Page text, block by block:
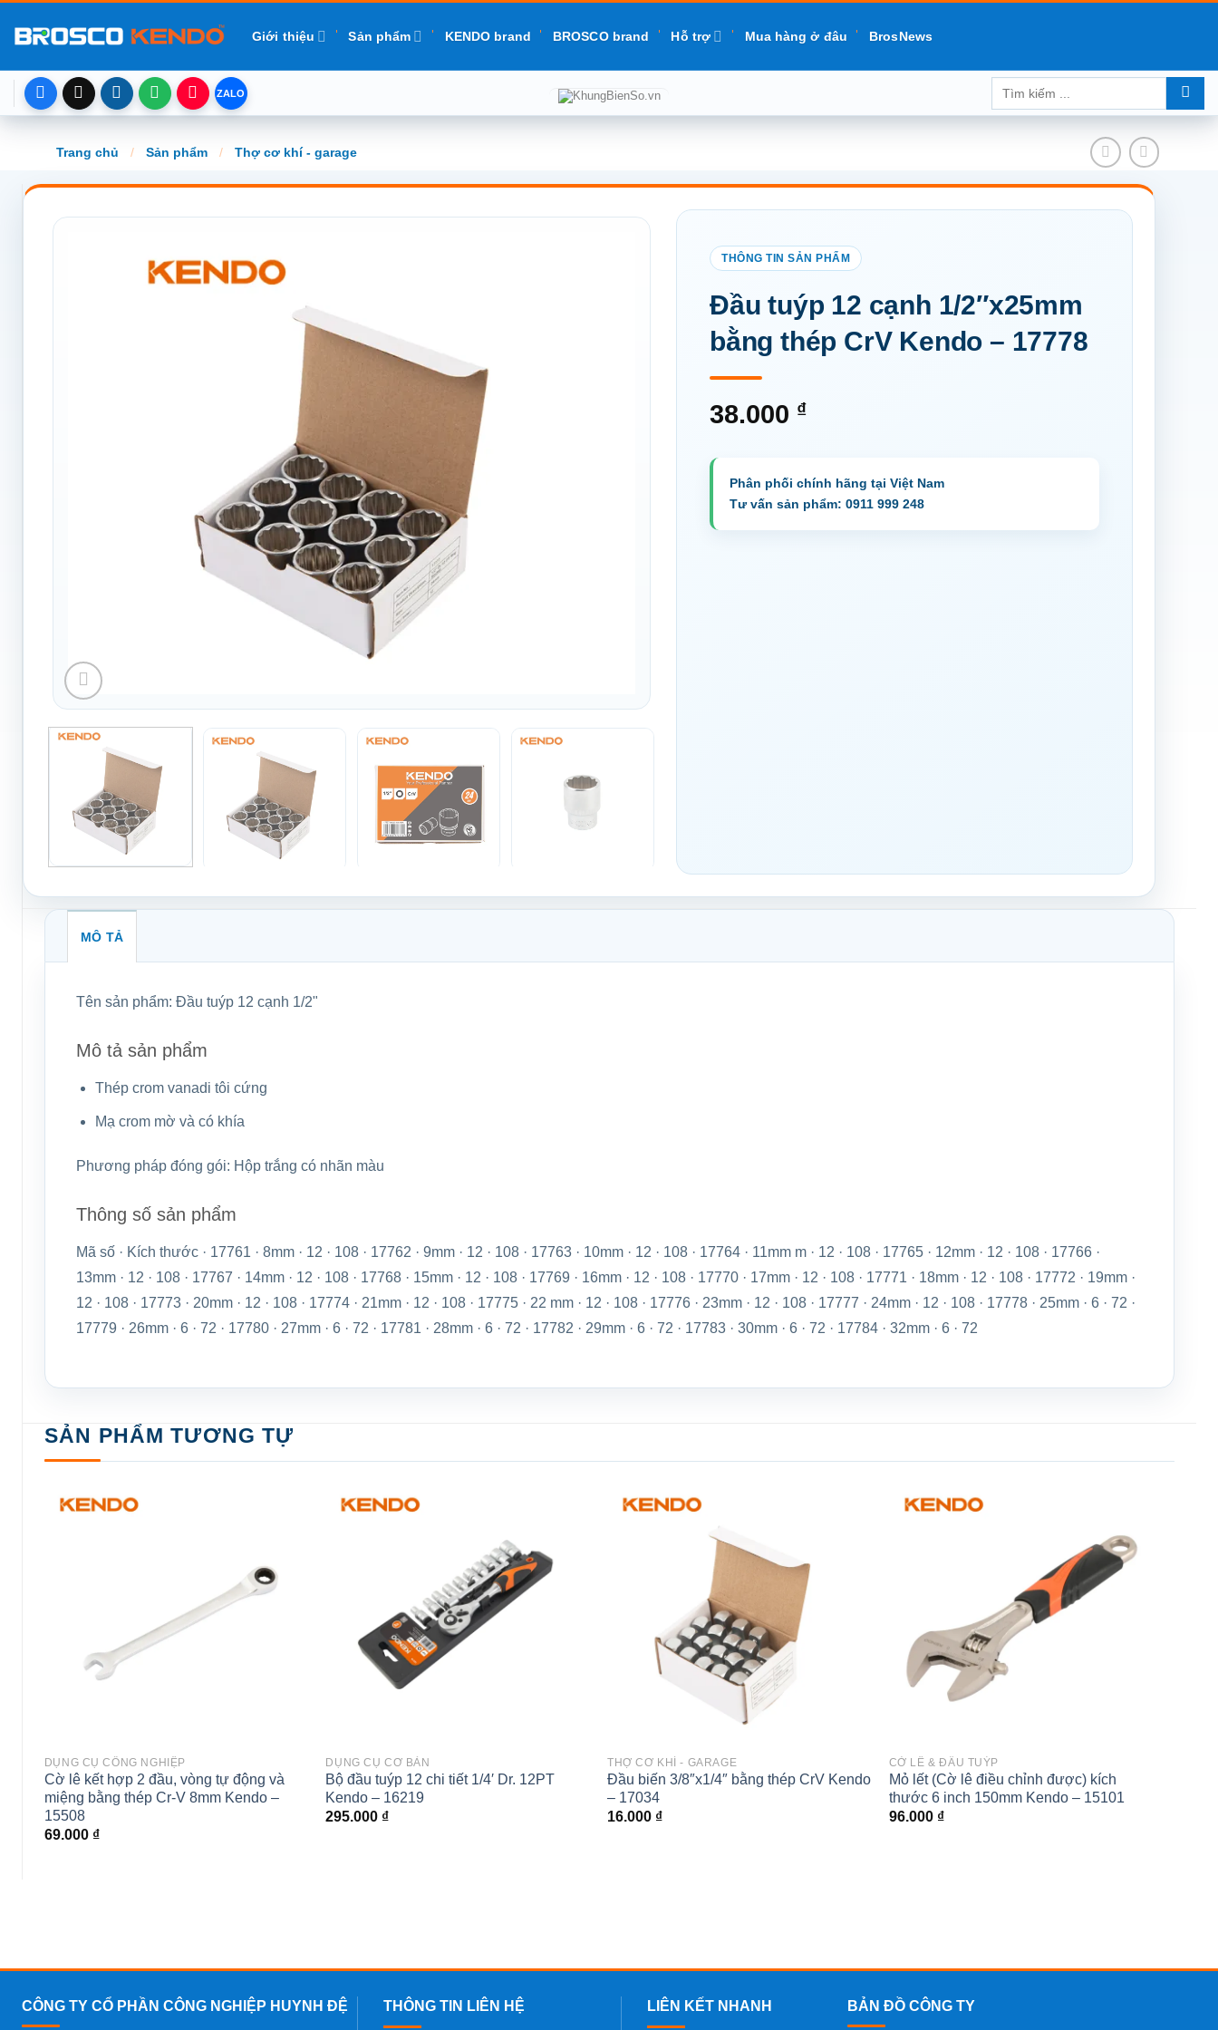
đến
dung
Giới thiệu Sản phẩm KENDO brand BROSCO brand Hỗ trợ Mua hàng ở đâu BrosNews
Tìm
Trang chủ / Sản phẩm / Thợ cơ khí - garage
Đầu tuýp 12 cạnh 1/2″x25mm
bằng thép CrV Kendo – 17778
38.000 ₫
MÔ TẢ
Tên sản phẩm: Đầu tuýp 12 cạnh 1/2"
Mô tả sản phẩm
Thép crom vanadi tôi cứng
Mạ crom mờ và có khía
Phương pháp đóng gói: Hộp trắng có nhãn màu
Thông số sản phẩm
Mã số · Kích thước · 17761 · 8mm · 12 · 108 · 17762 · 9mm · 12 · 108 · 17763 · 10mm · 12 · 108 · 17764 · 11mm m · 12 · 108 · 17765 · 12mm · 12 · 108 · 17766 ·
13mm · 12 · 108 · 17767 · 14mm · 12 · 108 · 17768 · 15mm · 12 · 108 · 17769 · 16mm · 12 · 108 · 17770 · 17mm · 12 · 108 · 17771 · 18mm · 12 · 108 · 17772 · 19mm ·
12 · 108 · 17773 · 20mm · 12 · 108 · 17774 · 21mm · 12 · 108 · 17775 · 22 mm · 12 · 108 · 17776 · 23mm · 12 · 108 · 17777 · 24mm · 12 · 108 · 17778 · 25mm · 6 · 72 ·
17779 · 26mm · 6 · 72 · 17780 · 27mm · 6 · 72 · 17781 · 28mm · 6 · 72 · 17782 · 29mm · 6 · 72 · 17783 · 30mm · 6 · 72 · 17784 · 32mm · 6 · 72
SẢN PHẨM TƯƠNG TỰ
DỤNG CỤ CÔNG NGHIỆP
Cờ lê kết hợp 2 đầu, vòng tự động và
miệng bằng thép Cr-V 8mm Kendo –
15508
69.000 ₫
wishlist
DỤNG CỤ CƠ BẢN
Bộ đầu tuýp 12 chi tiết 1/4′ Dr. 12PT
Kendo – 16219
295.000 ₫
THỢ CƠ KHÍ - GARAGE
Đầu biến 3/8″x1/4″ bằng thép CrV Kendo
– 17034
16.000 ₫
Add to
wishlist
CỜ LÊ & ĐẦU TUÝP
Mỏ lết (Cờ lê điều chỉnh được) kích
thước 6 inch 150mm Kendo – 15101
96.000 ₫
BẢN ĐỒ CÔNG TY
CÔNG TY CỔ PHẦN CÔNG NGHIỆP HUYNH ĐỆ